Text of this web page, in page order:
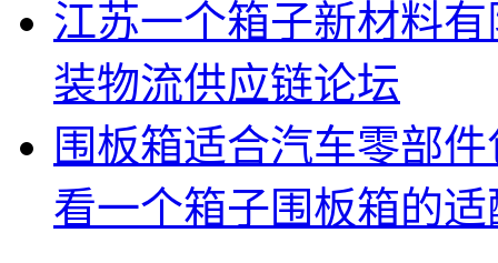
江苏一个箱子新材料
装物流供应链论坛
围板箱适合汽车零部
看一个箱子围板箱的适